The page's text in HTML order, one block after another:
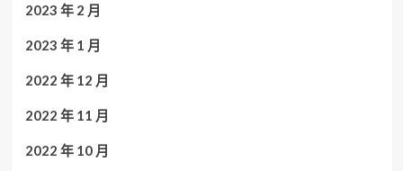
2023 年 2 月
2023 年 1 月
2022 年 12 月
2022 年 11 月
2022 年 10 月